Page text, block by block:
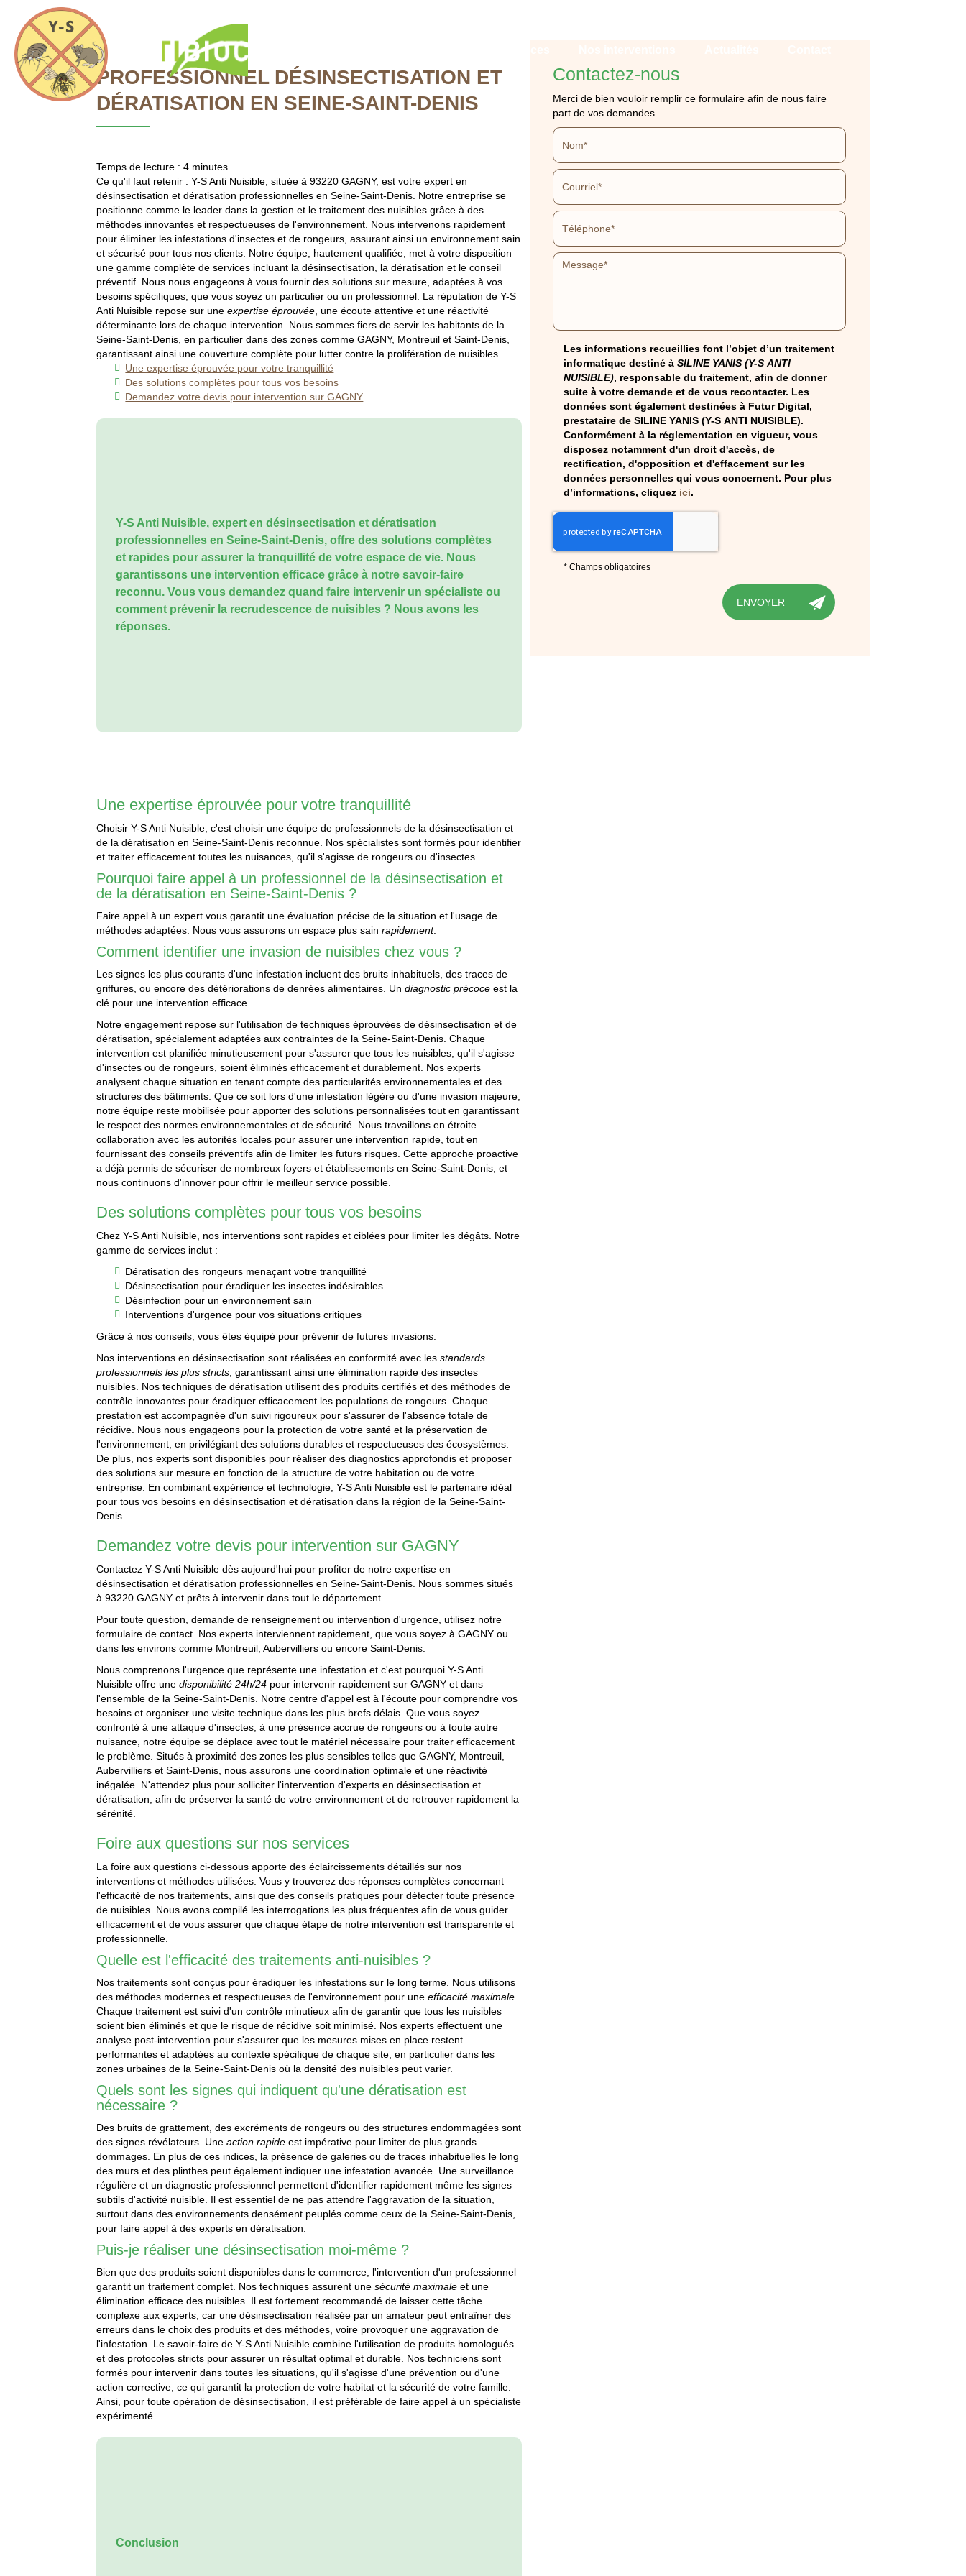
Anti
Nuisible
PROFESSIONNEL DÉSINSECTISATION ET
DÉRATISATION EN SEINE-SAINT-DENIS
APPELEZ-NOUS
PROFESSIONNEL DÉSINSECTISATION ET
DÉRATISATION EN SEINE-SAINT-DENIS
Temps de lecture : 4 minutes
Ce qu'il faut retenir : Y-S Anti Nuisible, située à 93220 GAGNY, est votre expert en
désinsectisation et dératisation professionnelles en Seine-Saint-Denis. Notre entreprise se
positionne comme le leader dans la gestion et le traitement des nuisibles grâce à des
méthodes innovantes et respectueuses de l'environnement. Nous intervenons rapidement
pour éliminer les infestations d'insectes et de rongeurs, assurant ainsi un environnement sain
et sécurisé pour tous nos clients. Notre équipe, hautement qualifiée, met à votre disposition
une gamme complète de services incluant la désinsectisation, la dératisation et le conseil
préventif. Nous nous engageons à vous fournir des solutions sur mesure, adaptées à vos
besoins spécifiques, que vous soyez un particulier ou un professionnel. La réputation de Y-S
Anti Nuisible repose sur uneexpertise éprouvée , une écoute attentive et une réactivité
déterminante lors de chaque intervention. Nous sommes fiers de servir les habitants de la
Seine-Saint-Denis, en particulier dans des zones comme GAGNY, Montreuil et Saint-Denis,
garantissant ainsi une couverture complète pour lutter contre la prolifération de nuisibles.
Une expertise éprouvée pour votre tranquillité
Des solutions complètes pour tous vos besoins
Demandez votre devis pour intervention sur GAGNY
Y-S Anti Nuisible, expert en désinsectisation et dératisation
professionnelles en Seine-Saint-Denis, offre des solutions complètes
et rapides pour assurer la tranquillité de votre espace de vie. Nous
garantissons une intervention efficace grâce à notre savoir-faire
reconnu. Vous vous demandez quand faire intervenir un spécialiste ou
comment prévenir la recrudescence de nuisibles ? Nous avons les
réponses.
Une expertise éprouvée pour votre tranquillité
Choisir Y-S Anti Nuisible, c'est choisir une équipe de professionnels de la désinsectisation et
de la dératisation en Seine-Saint-Denis reconnue. Nos spécialistes sont formés pour identifier
et traiter efficacement toutes les nuisances, qu'il s'agisse de rongeurs ou d'insectes.
Pourquoi faire appel à un professionnel de la désinsectisation et
de la dératisation en Seine-Saint-Denis ?
Faire appel à un expert vous garantit une évaluation précise de la situation et l'usage de
méthodes adaptées. Nous vous assurons un espace plus sainrapidement.
Comment identifier une invasion de nuisibles chez vous ?
Les signes les plus courants d'une infestation incluent des bruits inhabituels, des traces de
griffures, ou encore des détériorations de denrées alimentaires. Undiagnostic précoce est la
clé pour une intervention efficace.
Notre engagement repose sur l'utilisation de techniques éprouvées de désinsectisation et de
dératisation, spécialement adaptées aux contraintes de la Seine-Saint-Denis. Chaque
intervention est planifiée minutieusement pour s'assurer que tous les nuisibles, qu'il s'agisse
d'insectes ou de rongeurs, soient éliminés efficacement et durablement. Nos experts
analysent chaque situation en tenant compte des particularités environnementales et des
structures des bâtiments. Que ce soit lors d'une infestation légère ou d'une invasion majeure,
notre équipe reste mobilisée pour apporter des solutions personnalisées tout en garantissant
le respect des normes environnementales et de sécurité. Nous travaillons en étroite
collaboration avec les autorités locales pour assurer une intervention rapide, tout en
fournissant des conseils préventifs afin de limiter les futurs risques. Cette approche proactive
a déjà permis de sécuriser de nombreux foyers et établissements en Seine-Saint-Denis, et
nous continuons d'innover pour offrir le meilleur service possible.
Des solutions complètes pour tous vos besoins
Chez Y-S Anti Nuisible, nos interventions sont rapides et ciblées pour limiter les dégâts. Notre
gamme de services inclut :
Dératisation des rongeurs menaçant votre tranquillité
Désinsectisation pour éradiquer les insectes indésirables
Désinfection pour un environnement sain
Interventions d'urgence pour vos situations critiques
Grâce à nos conseils, vous êtes équipé pour prévenir de futures invasions.
Nos interventions en désinsectisation sont réalisées en conformité avec lesstandards
professionnels les plus stricts, garantissant ainsi une élimination rapide des insectes
nuisibles. Nos techniques de dératisation utilisent des produits certifiés et des méthodes de
contrôle innovantes pour éradiquer efficacement les populations de rongeurs. Chaque
prestation est accompagnée d'un suivi rigoureux pour s'assurer de l'absence totale de
récidive. Nous nous engageons pour la protection de votre santé et la préservation de
l'environnement, en privilégiant des solutions durables et respectueuses des écosystèmes.
De plus, nos experts sont disponibles pour réaliser des diagnostics approfondis et proposer
des solutions sur mesure en fonction de la structure de votre habitation ou de votre
entreprise. En combinant expérience et technologie, Y-S Anti Nuisible est le partenaire idéal
pour tous vos besoins en désinsectisation et dératisation dans la région de la Seine-Saint-
Denis.
Demandez votre devis pour intervention sur GAGNY
Contactez Y-S Anti Nuisible dès aujourd'hui pour profiter de notre expertise en
désinsectisation et dératisation professionnelles en Seine-Saint-Denis. Nous sommes situés
à 93220 GAGNY et prêts à intervenir dans tout le département.
Pour toute question, demande de renseignement ou intervention d'urgence, utilisez notre
formulaire de contact. Nos experts interviennent rapidement, que vous soyez à GAGNY ou
dans les environs comme Montreuil, Aubervilliers ou encore Saint-Denis.
Nous comprenons l'urgence que représente une infestation et c'est pourquoi Y-S Anti
Nuisible offre unedisponibilité 24h/24 pour intervenir rapidement sur GAGNY et dans
l'ensemble de la Seine-Saint-Denis. Notre centre d'appel est à l'écoute pour comprendre vos
besoins et organiser une visite technique dans les plus brefs délais. Que vous soyez
confronté à une attaque d'insectes, à une présence accrue de rongeurs ou à toute autre
nuisance, notre équipe se déplace avec tout le matériel nécessaire pour traiter efficacement
le problème. Situés à proximité des zones les plus sensibles telles que GAGNY, Montreuil,
Aubervilliers et Saint-Denis, nous assurons une coordination optimale et une réactivité
inégalée. N'attendez plus pour solliciter l'intervention d'experts en désinsectisation et
dératisation, afin de préserver la santé de votre environnement et de retrouver rapidement la
sérénité.
Foire aux questions sur nos services
La foire aux questions ci-dessous apporte des éclaircissements détaillés sur nos
interventions et méthodes utilisées. Vous y trouverez des réponses complètes concernant
l'efficacité de nos traitements, ainsi que des conseils pratiques pour détecter toute présence
de nuisibles. Nous avons compilé les interrogations les plus fréquentes afin de vous guider
efficacement et de vous assurer que chaque étape de notre intervention est transparente et
professionnelle.
Quelle est l'efficacité des traitements anti-nuisibles ?
Nos traitements sont conçus pour éradiquer les infestations sur le long terme. Nous utilisons
des méthodes modernes et respectueuses de l'environnement pour uneefficacité maximale.
Chaque traitement est suivi d'un contrôle minutieux afin de garantir que tous les nuisibles
soient bien éliminés et que le risque de récidive soit minimisé. Nos experts effectuent une
analyse post-intervention pour s'assurer que les mesures mises en place restent
performantes et adaptées au contexte spécifique de chaque site, en particulier dans les
zones urbaines de la Seine-Saint-Denis où la densité des nuisibles peut varier.
Quels sont les signes qui indiquent qu'une dératisation est
nécessaire ?
Des bruits de grattement, des excréments de rongeurs ou des structures endommagées sont
des signes révélateurs. Uneaction rapide est impérative pour limiter de plus grands
dommages. En plus de ces indices, la présence de galeries ou de traces inhabituelles le long
des murs et des plinthes peut également indiquer une infestation avancée. Une surveillance
régulière et un diagnostic professionnel permettent d'identifier rapidement même les signes
subtils d'activité nuisible. Il est essentiel de ne pas attendre l'aggravation de la situation,
surtout dans des environnements densément peuplés comme ceux de la Seine-Saint-Denis,
pour faire appel à des experts en dératisation.
Puis-je réaliser une désinsectisation moi-même ?
Bien que des produits soient disponibles dans le commerce, l'intervention d'un professionnel
garantit un traitement complet. Nos techniques assurent unesécurité maximale et une
élimination efficace des nuisibles. Il est fortement recommandé de laisser cette tâche
complexe aux experts, car une désinsectisation réalisée par un amateur peut entraîner des
erreurs dans le choix des produits et des méthodes, voire provoquer une aggravation de
l'infestation. Le savoir-faire de Y-S Anti Nuisible combine l'utilisation de produits homologués
et des protocoles stricts pour assurer un résultat optimal et durable. Nos techniciens sont
formés pour intervenir dans toutes les situations, qu'il s'agisse d'une prévention ou d'une
action corrective, ce qui garantit la protection de votre habitat et la sécurité de votre famille.
Ainsi, pour toute opération de désinsectisation, il est préférable de faire appel à un spécialiste
expérimenté.
Conclusion
Contactez-nous
Merci de bien vouloir remplir ce formulaire afin de nous faire
part de vos demandes.
Les informations recueillies font l’objet d’un traitement
informatique destiné àSILINE YANIS (Y-S ANTI
NUISIBLE), responsable du traitement, afin de donner
suite à votre demande et de vous recontacter. Les
données sont également destinées à Futur Digital,
prestataire de SILINE YANIS (Y-S ANTI NUISIBLE).
Conformément à la réglementation en vigueur, vous
disposez notamment d'un droit d'accès, de
rectification, d'opposition et d'effacement sur les
données personnelles qui vous concernent. Pour plus
d’informations, cliquez ici.
* Champs obligatoires